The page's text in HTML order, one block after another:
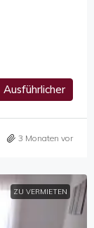
Ausführlicher
3 Monaten vor
ZU VERMIETEN